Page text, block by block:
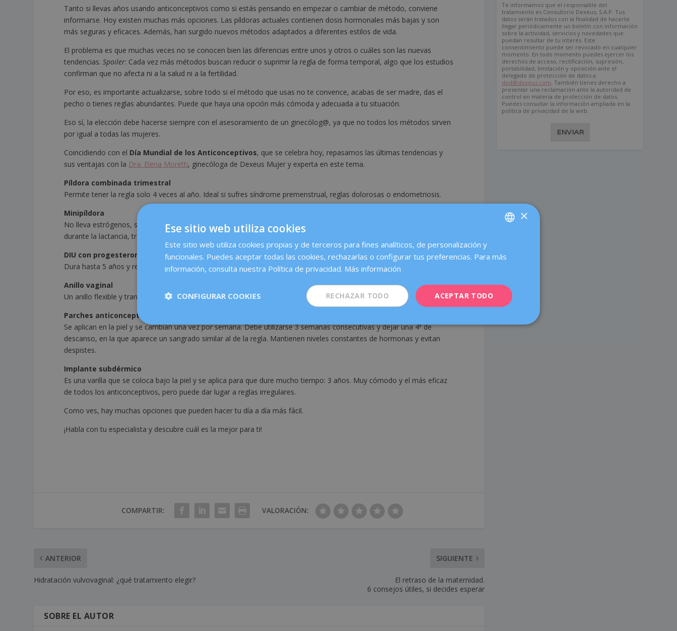
Tanto si llevas años usando anticonceptivos como si estás pensando en empezar o cambiar de método, conviene
informarse. Hoy existen muchas más opciones. Las píldoras actuales contienen dosis hormonales más bajas y son
más seguras y eficaces. Además, han surgido nuevos métodos adaptados a diferentes estilos de vida.
El problema es que muchas veces no se conocen bien las diferencias entre unos y otros o cuáles son las nuevas
tendencias.Spoiler: Cada vez más métodos buscan reducir o suprimir la regla de forma temporal, algo que los estudios
confirman que no afecta ni a la salud ni a la fertilidad.
Por eso, es importante actualizarse, sobre todo si el método que usas no te convence, acabas de ser madre, das el
pecho o tienes reglas abundantes. Puede que haya una opción más cómoda y adecuada a tu situación.
Eso sí, la elección debe hacerse siempre con el asesoramiento de un ginecólog@, ya que no todos los métodos sirven
por igual a todas las mujeres.
Coincidiendo con el Día Mundial de los Anticonceptivos, que se celebra hoy, repasamos las últimas tendencias y
sus ventajas con la Dra. Elena Moretti, ginecóloga de Dexeus Mujer y experta en este tema.
Píldora combinada trimestral
Permite tener la regla solo 4 veces al año. Ideal si sufres síndrome premenstrual, reglas dolorosas o endometriosis.
Minipíldora
No lleva estrógenos, solo progesterona. Funciona igual de bien, pero puede provocar sangrados irregulares. Perfecta
durante la lactancia, tras un parto o si tienes más de 35 años y fumas.
DIU con progesterona
Dura hasta 5 años y reduce mucho el sangrado, por lo que va genial si tienes reglas muy abundantes.
Anillo vaginal
Un anillo flexible y transparente que te colocas tú misma. Se cambia cada mes y evita olvidos.
Parches anticonceptivos
Se aplican en la piel y se cambian una vez por semana. Debe utilizarse 3 semanas consecutivas y dejar una 4ª de
descanso, en la que aparece un sangrado similar al de la regla. Mantienen niveles constantes de hormonas y evitan
despistes.
Implante subdérmico
Es una varilla que se coloca bajo la piel y se aplica para que dure mucho tiempo: 3 años. Muy cómodo y el más eficaz
de todos los anticonceptivos, pero puede dar lugar a reglas irregulares.
Como ves, hay muchas opciones que pueden hacer tu día a día más fácil.
¡Habla con tu especialista y descubre cuál es la mejor para ti!
COMPARTIR: VALORACIÓN:
ANTERIOR
Hidratación vulvovaginal: ¿qué tratamiento elegir?
SIGUIENTE
El retraso de la maternidad.
6 consejos útiles, si decides esperar
SOBRE EL AUTOR
Te informamos que el responsable del
tratamiento es Consultorio Dexeus, S.A.P. Tus
datos serán tratados con la finalidad de hacerte
llegar periódicamente un boletín con información
sobre la actividad, servicios y novedades que
puedan resultar de tu interés. Este
consentimiento puede ser revocado en cualquier
momento. En todo momento puedes ejercer los
derechos de acceso, rectificación, supresión,
portabilidad, limitación y oposición ante el
delegado de protección de datos a
dpd@dexeus.com . También tienes derecho a
presentar una reclamación ante la autoridad de
control en materia de protección de datos.
Puedes consultar la información ampliada en la
política de privacidad de la web.
ENVIAR
CATALÀ
FRENCH
×
Ese sitio web utiliza cookies
Este sitio web utiliza cookies propias y de terceros para fines analíticos, de personalización y
funcionales. Puedes aceptar todas las cookies, rechazarlas o configurar tus preferencias. Para más
información, consulta nuestra Política de privacidad. Más información
ACEPTAR TODO
RECHAZAR TODO
CONFIGURAR COOKIES